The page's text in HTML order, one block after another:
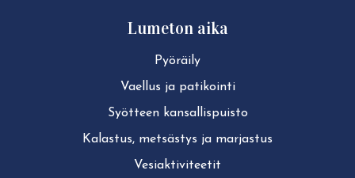
Lumeton aika
Pyöräily
Vaellus ja patikointi
Syötteen kan­sal­lis­puis­to
Kalastus, metsästys ja marjastus
Ve­siak­ti­vi­tee­tit